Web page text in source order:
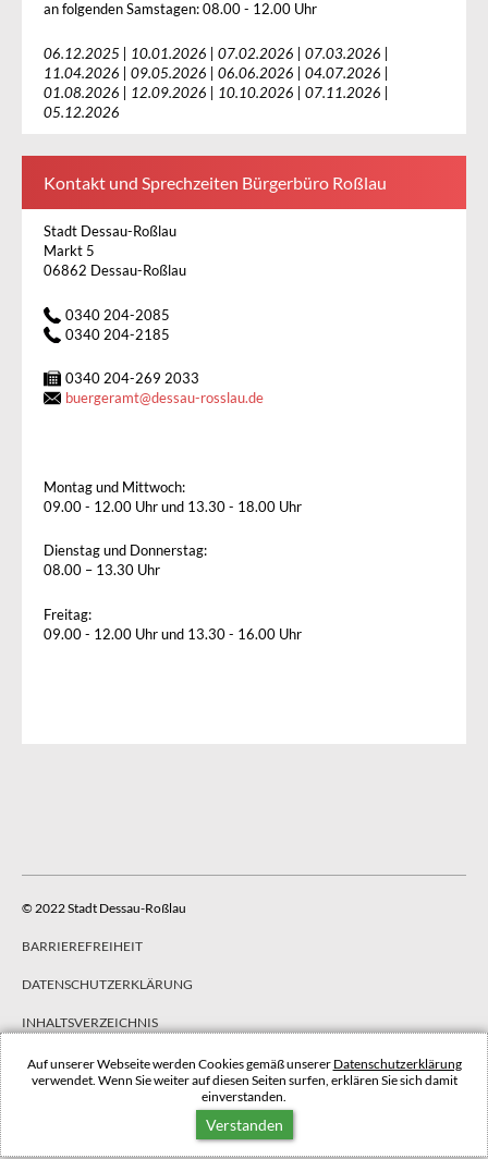
Auf unserer Webseite werden Cookies gemäß unserer Datenschutzerklärung
verwendet. Wenn Sie weiter auf diesen Seiten surfen, erklären Sie sich damit
einverstanden.
Verstanden
an folgenden Samstagen: 08.00 - 12.00 Uhr
06.12.2025 | 10.01.2026 | 07.02.2026 | 07.03.2026 |
11.04.2026 | 09.05.2026 | 06.06.2026 | 04.07.2026 |
01.08.2026 | 12.09.2026 | 10.10.2026 | 07.11.2026 |
05.12.2026
Kontakt und Sprechzeiten Bürgerbüro Roßlau
Stadt Dessau-Roßlau
Markt 5
06862 Dessau-Roßlau
0340 204-2085
0340 204-2185
0340 204-269 2033
buergeramt@dessau-rosslau.de
Montag und Mittwoch:
09.00 - 12.00 Uhr und 13.30 - 18.00 Uhr
Dienstag und Donnerstag:
08.00 – 13.30 Uhr
Freitag:
09.00 - 12.00 Uhr und 13.30 - 16.00 Uhr
© 2022 Stadt Dessau-Roßlau
BARRIEREFREIHEIT
DATENSCHUTZERKLÄRUNG
INHALTSVERZEICHNIS
IMPRESSUM
NACH OBEN